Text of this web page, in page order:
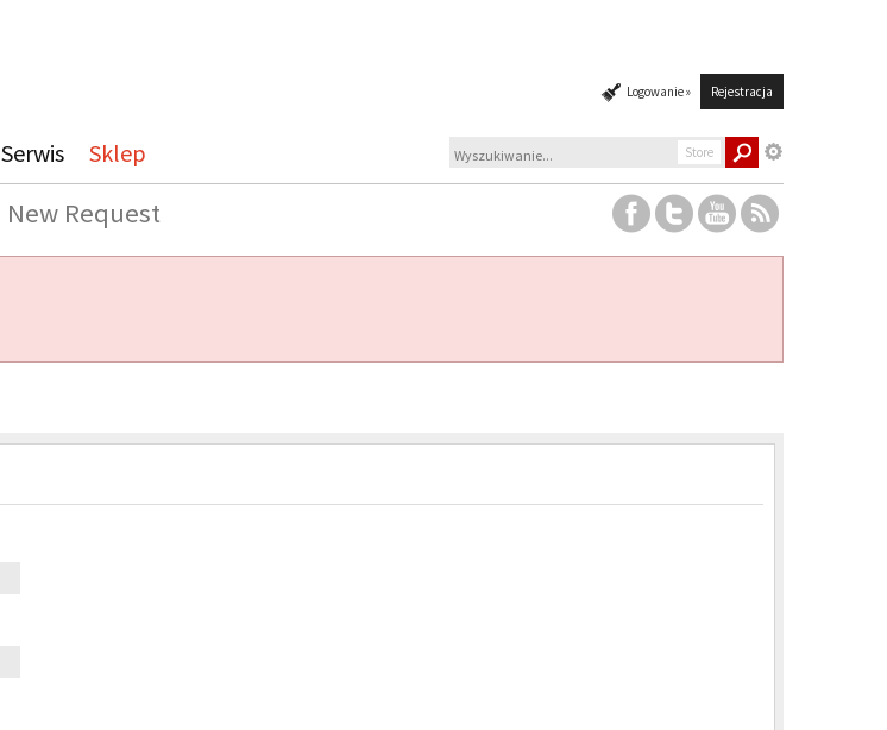
Logowanie » Rejestracja
Serwis Sklep Store
New Request